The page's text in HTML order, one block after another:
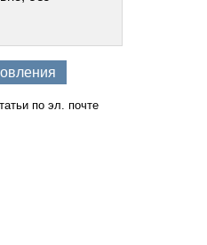
по эл. почте